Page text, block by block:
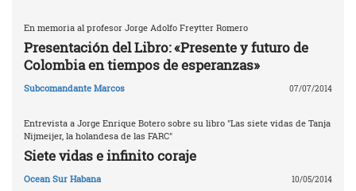
En memoria al profesor Jorge Adolfo Freytter Romero
Presentación del Libro: «Presente y futuro de
Colombia en tiempos de esperanzas»
Subcomandante Marcos 07/07/2014
Entrevista a Jorge Enrique Botero sobre su libro "Las siete vidas de Tanja
Nijmeijer, la holandesa de las FARC"
Siete vidas e infinito coraje
Ocean Sur Habana 10/05/2014